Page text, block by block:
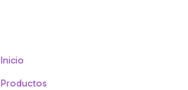
Inicio
Productos